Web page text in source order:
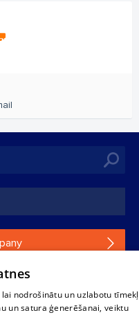
please fill in a
nodrošinātu un uzlabotu
un satura ģenerēšanai, veiktu